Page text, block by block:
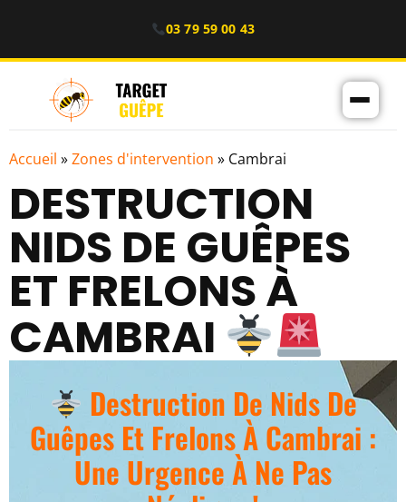
03 79 59 00 43
Accueil »Zones d'intervention » Cambrai
DESTRUCTION
NIDS DE GUÊPES
ET FRELONS À
CAMBRAI
Destruction De Nids De
Guêpes Et Frelons À Cambrai :
Une Urgence À Ne Pas